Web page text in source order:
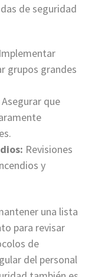
de seguridad
Implementar
grupos grandes
Asegurar que
Revisiones
y
una lista
para revisar
de
del personal